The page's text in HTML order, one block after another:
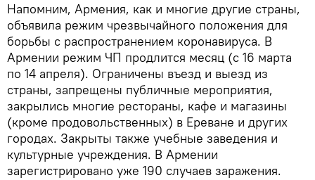
Напомним, Армения, как и многие другие страны,
объявила режим чрезвычайного положения для
борьбы с распространением коронавируса. В
Армении режим ЧП продлится месяц (с 16 марта
по 14 апреля). Ограничены въезд и выезд из
страны, запрещены публичные мероприятия,
закрылись многие рестораны, кафе и магазины
(кроме продовольственных) в Ереване и других
городах. Закрыты также учебные заведения и
культурные учреждения. В Армении
зарегистрировано уже 190 случаев заражения.